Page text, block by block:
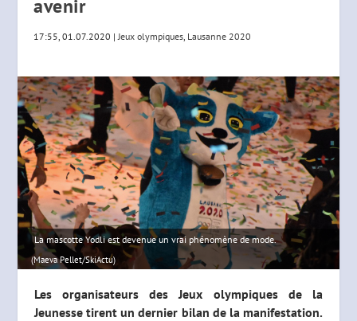
avenir
17:55, 01.07.2020 |Jeux olympiques, Lausanne 2020
La mascotte Yodli est devenue un vrai phénomène de mode.
(Maeva Pellet/SkiActu)
Les organisateurs des Jeux olympiques de la
Jeunesse tirent un dernier bilan de la manifestation.